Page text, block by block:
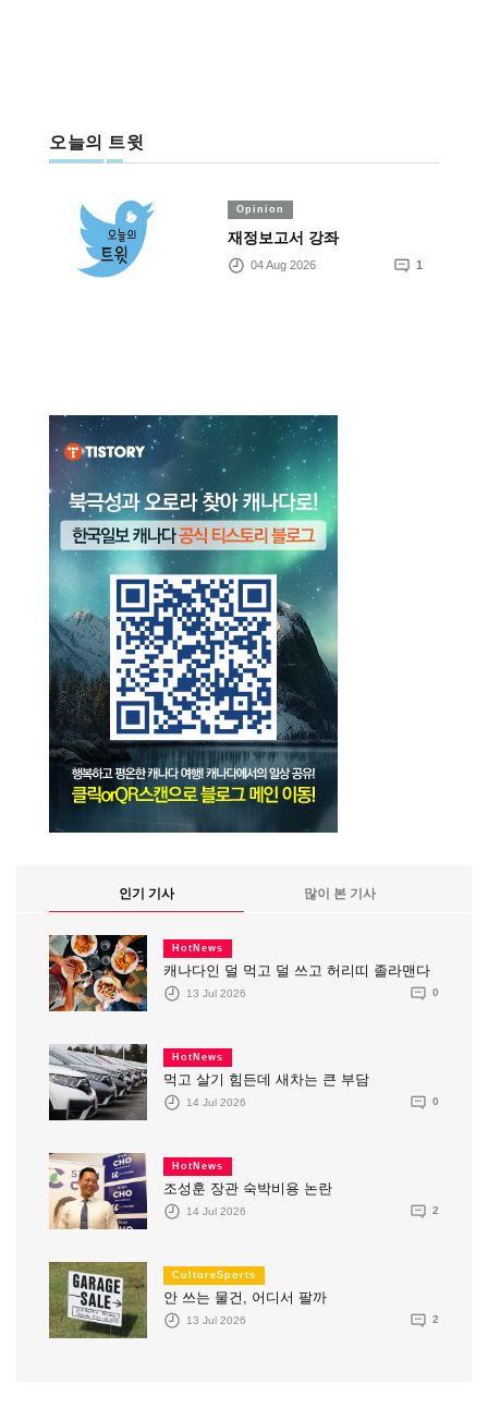
오늘의 트윗
Opinion
재정보고서 강좌
04 Aug 2026 1
인기 기사 많이 본 기사
HotNews
캐나다인 덜 먹고 덜 쓰고 허리띠 졸라맨다
13 Jul 2026 0
HotNews
먹고 살기 힘든데 새차는 큰 부담
14 Jul 2026 0
HotNews
조성훈 장관 숙박비용 논란
14 Jul 2026 2
CultureSports
안 쓰는 물건, 어디서 팔까
13 Jul 2026 2